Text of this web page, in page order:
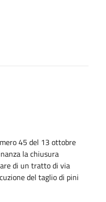
45 del 13 ottobre
la chiusura
di un tratto di via
del taglio di pini